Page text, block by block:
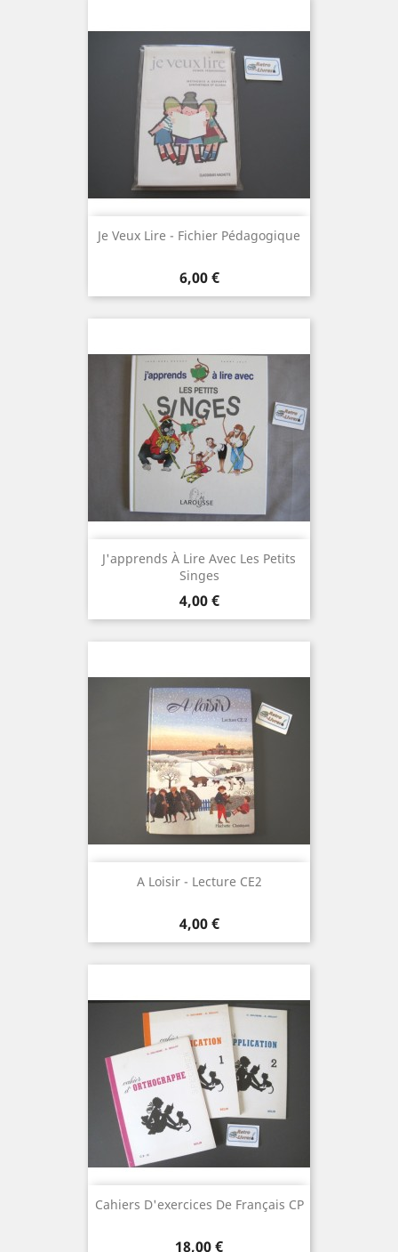
Je Veux Lire - Fichier Pédagogique
Prix
6,00 €
J'apprends À Lire Avec Les Petits
Singes
Prix
4,00 €
A Loisir - Lecture CE2
Prix
4,00 €
Cahiers D'exercices De Français CP
Prix
18,00 €